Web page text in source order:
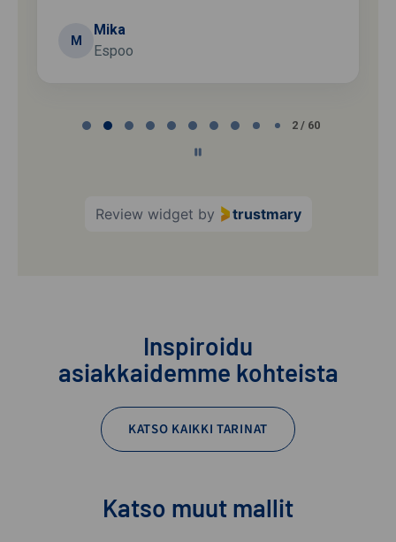
M
Mika
Espoo
2 / 60
Review widget by trustmary
Inspiroidu
asiakkaidemme kohteista
KATSO KAIKKI TARINAT
Katso muut mallit